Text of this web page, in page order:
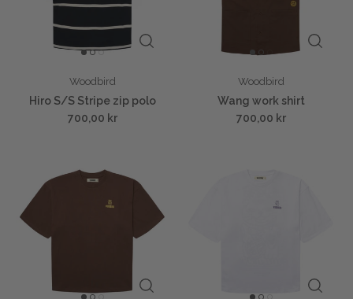
Woodbird
Hiro S/S Stripe zip polo
700,00 kr
Woodbird
Wang work shirt
700,00 kr